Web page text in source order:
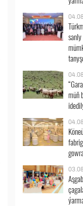
müň